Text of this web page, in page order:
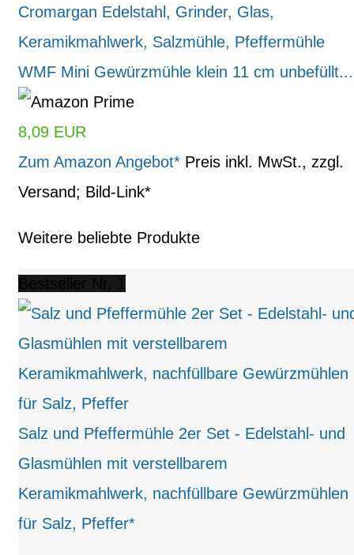
WMF Mini Gewürzmühle klein 11 cm unbefüllt...
8,09 EUR
Zum Amazon Angebot* Preis inkl. MwSt., zzgl.
Versand; Bild-Link*
Weitere beliebte Produkte
Salz und Pfeffermühle 2er Set - Edelstahl- und
Glasmühlen mit verstellbarem
Keramikmahlwerk, nachfüllbare Gewürzmühlen
für Salz, Pfeffer*